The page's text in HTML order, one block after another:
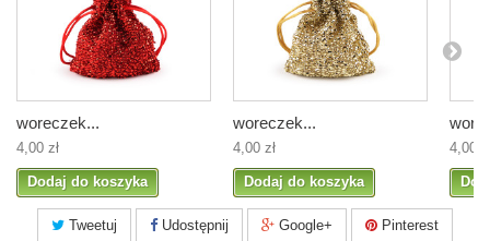
woreczek...
4,00 zł
Dodaj do koszyka
woreczek...
4,00 zł
Dodaj do koszyka
4,00
Tweetuj Udostępnij Google+ Pinterest